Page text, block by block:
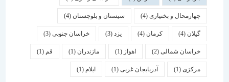
چهارمحال و بختیاری (4) سیستان و بلوچستان(4)
کرمان یزد خراسان جنوبی(3)
خراسان شمالی(2) اهواز مازندران(1) قم
(1) آذربایجان غربی(1) ایلام